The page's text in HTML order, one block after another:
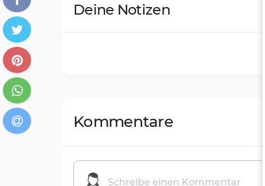
Deine Notizen
Kommentare